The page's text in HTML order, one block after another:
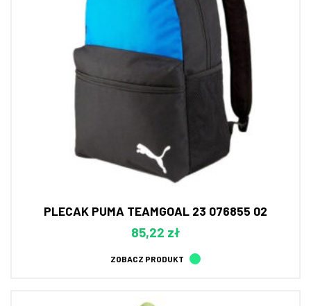
PLECAK PUMA TEAMGOAL 23 076855 02
85,22 zł
ZOBACZ PRODUKT